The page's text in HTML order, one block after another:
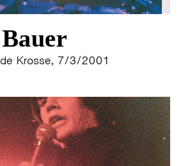
Bauer
Krosse, 7/3/2001